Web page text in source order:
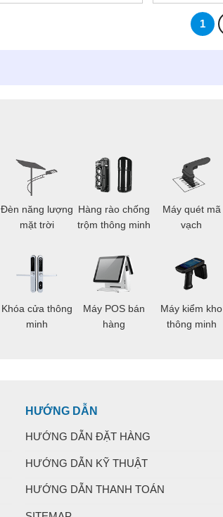
1
Đèn năng lượng
mặt trời
Khóa cửa thông
minh
Hàng rào chống
trộm thông minh
Máy POS bán
hàng
Máy quét mã
vạch
Máy kiểm kho
thông minh
HƯỚNG DẪN
HƯỚNG DẪN ĐẶT HÀNG
HƯỚNG DẪN KỸ THUẬT
HƯỚNG DẪN THANH TOÁN